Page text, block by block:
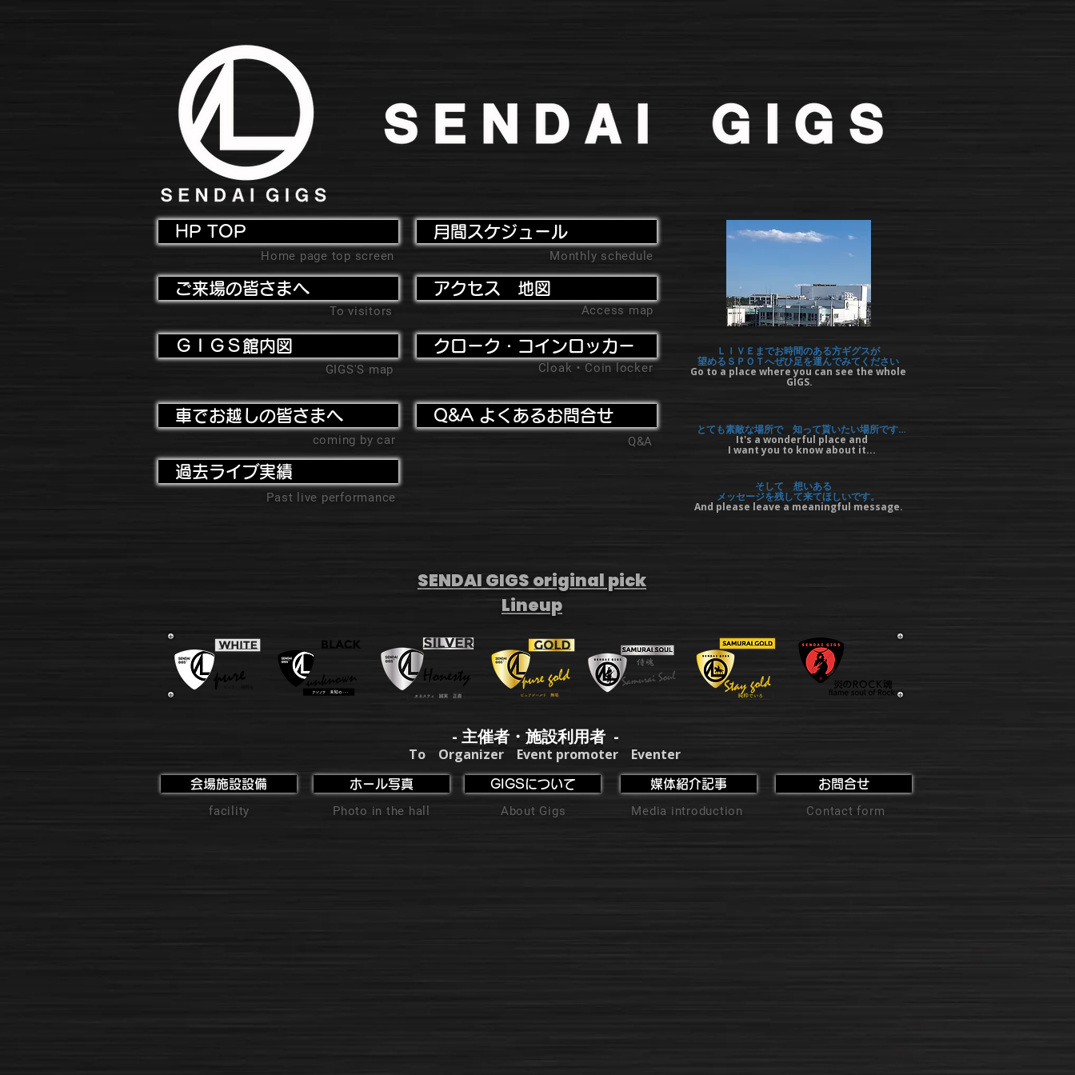
HP TOP
Home page top screen
ご来場の皆さまへ
To visitors
ＧＩＧＳ館内図
GIGS'S map
月間スケジュール
Monthly schedule
アクセス 地図
Access map
クローク・コインロッカー
Cloak・Coin locker
車でお越しの皆さまへ
coming by car
過去ライブ実績
Past live performance
Q&A よくあるお問合せ
Q&A
ＬＩＶＥまでお時間のある方ギグスが
望めるＳＰＯＴへぜひ足を運んでみてください
Go to a place where you can see the whole
GIGS.
とても素敵な場所で 知って貰いたい場所です…
It's a wonderful place and
I want you to know about it...
そして 想いある
メッセージを残して来てほしいです。
And please leave a meaningful message.
SENDAI GIGS original pick
Lineup
- 主催者・施設利用者 -
To Organizer Event promoter Eventer
会場施設設備
facility
ホール写真
Photo in the hall
GIGSについて
About Gigs
媒体紹介記事
Media introduction
お問合せ
Contact form